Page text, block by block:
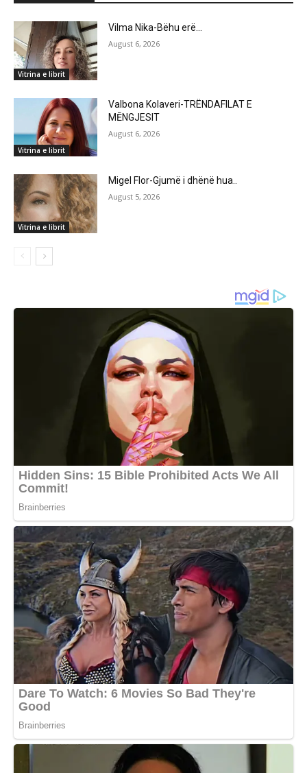
Vitrina e librit
Vilma Nika-Bëhu erë…
August 6, 2026
Vitrina e librit
Valbona Kolaveri-TRËNDAFILAT E
MĒNGJESIT
August 6, 2026
Vitrina e librit
Migel Flor-Gjumë i dhënë hua..
August 5, 2026